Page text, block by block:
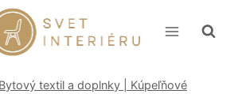
Bytový textil a doplnky | Kúpeľňové